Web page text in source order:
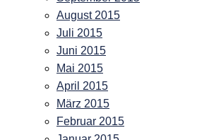
August 2015
Juli 2015
Juni 2015
Mai 2015
April 2015
März 2015
Februar 2015